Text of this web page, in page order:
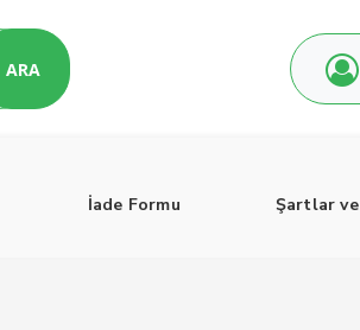
ARA
İade Formu Şartlar